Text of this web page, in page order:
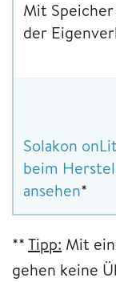
Mit
der
Solakon
beim
ansehen*
**Tipp: Mit
gehen keine